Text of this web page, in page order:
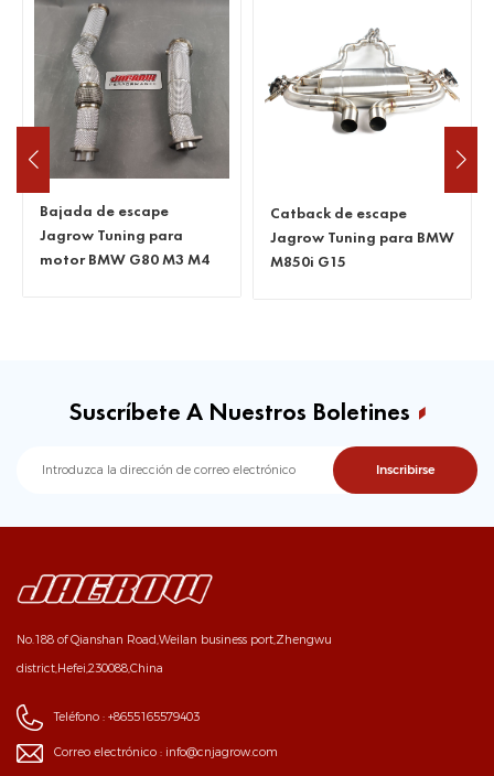
Catback de escape
Jagrow Tuning para BMW
M850i G15
Bajante de escape
Jagrow Tuning para
Porsche 718 cayman
Suscríbete A Nuestros Boletines
No.188 of Qianshan Road,Weilan business port,Zhengwu
district,Hefei,230088,China
Teléfono : +8655165579403
Correo electrónico : info@cnjagrow.com